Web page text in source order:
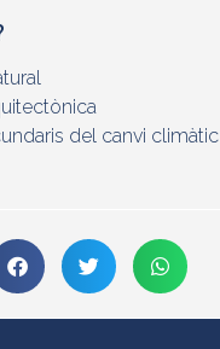
del canvi climàtic